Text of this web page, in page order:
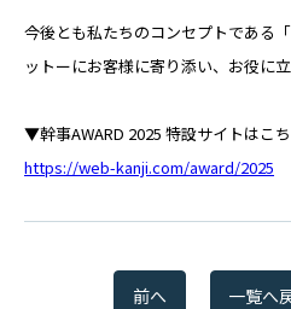
弊社の採用やIRに関
電話でのお
0120-
※受付時間 平日
今後とも私たちのコンセプトである
ットーにお客様に寄り添い、お役に
▼幹事AWARD 2025 特設サイトはこ
https://web-kanji.com/award/2025
前へ 一覧へ